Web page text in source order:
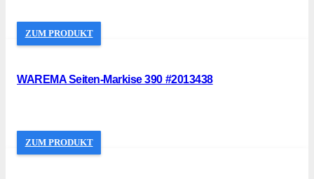
ZUM PRODUKT
WAREMA Seiten-Markise 390 #2013438
ZUM PRODUKT